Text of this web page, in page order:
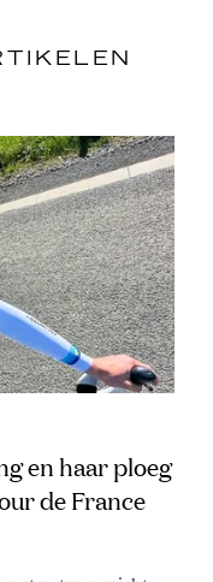
en haar ploeg
de France